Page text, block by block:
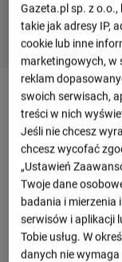
Relacja z
Tucuman
To już wszystko!
Gazeta.pl sp. z
takie jak adresy IP,
cookie lub inne
marketingowych, w
reklam
swoich serwisach,
treści w nich
Jeśli nie chcesz
chcesz wycofać
„Ustawień
Twoje dane
badania i
serwisów i aplikacji
Tobie usług. W
danych nie